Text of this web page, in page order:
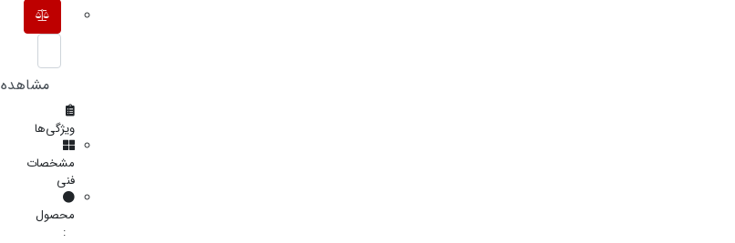
مشاهده
ویژگی‌ها
مشخصات
فنی
محصول
: